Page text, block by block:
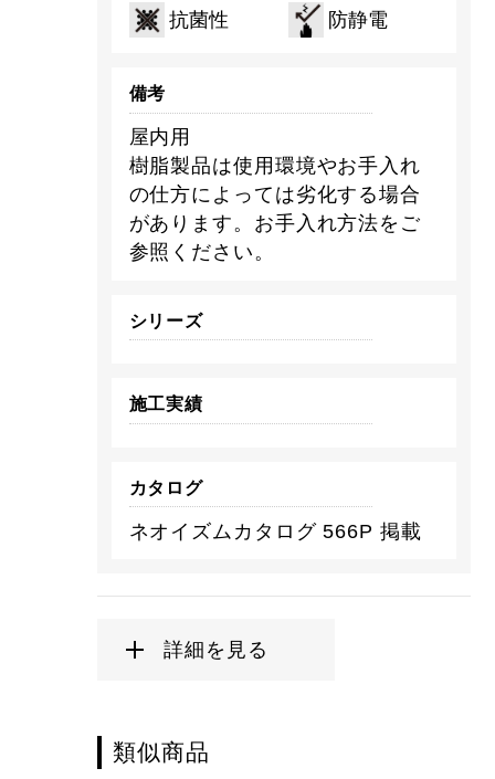
抗菌性 防静電
備考
屋内用
樹脂製品は使用環境やお手入れ
の仕方によっては劣化する場合
があります。お手入れ方法をご
参照ください。
シリーズ
施工実績
カタログ
ネオイズムカタログ 566P 掲載
詳細を見る
類似商品